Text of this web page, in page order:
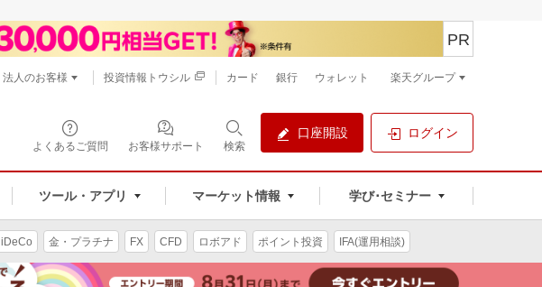
よくあるご質問 お客様サポート 検索
口座開設 ログイン
ツール・アプリ マーケット情報 学び･セミナー
PR
法人のお客様 投資情報トウシル カード 銀行 ウォレット 楽天グループ
iDeCo 金・プラチナ FX CFD ロボアド ポイント投資 IFA(運用相談)